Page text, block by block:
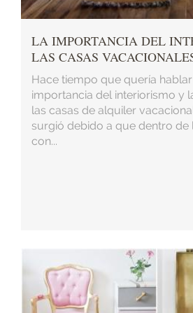
LA IMPORTANCIA DEL
LAS CASAS
Hace tiempo que quería
importancia del interiorismo y
las casas de alquiler
surgió debido a que dentro de
con...